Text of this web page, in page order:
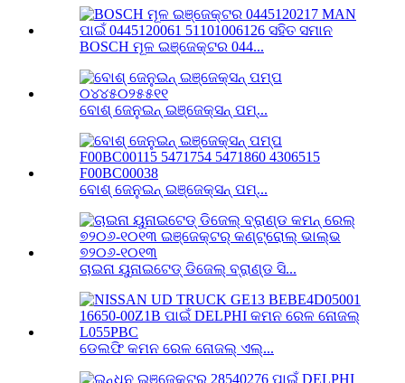
BOSCH ମୂଳ ଇଞ୍ଜେକ୍ଟର 044...
ବୋଶ୍ ଜେନୁଇନ୍ ଇଞ୍ଜେକ୍ସନ୍ ପମ୍...
ବୋଶ୍ ଜେନୁଇନ୍ ଇଞ୍ଜେକ୍ସନ୍ ପମ୍...
ଚାଇନା ୟୁନାଇଟେଡ୍ ଡିଜେଲ୍ ବ୍ରାଣ୍ଡ ସି...
ଡେଲଫି କମନ ରେଳ ନୋଜଲ୍ ଏଲ୍...